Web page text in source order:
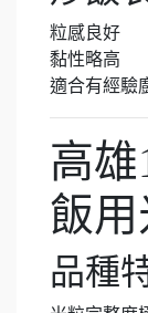
粒感良好
黏性略高
適合有經驗
高
飯用
品種